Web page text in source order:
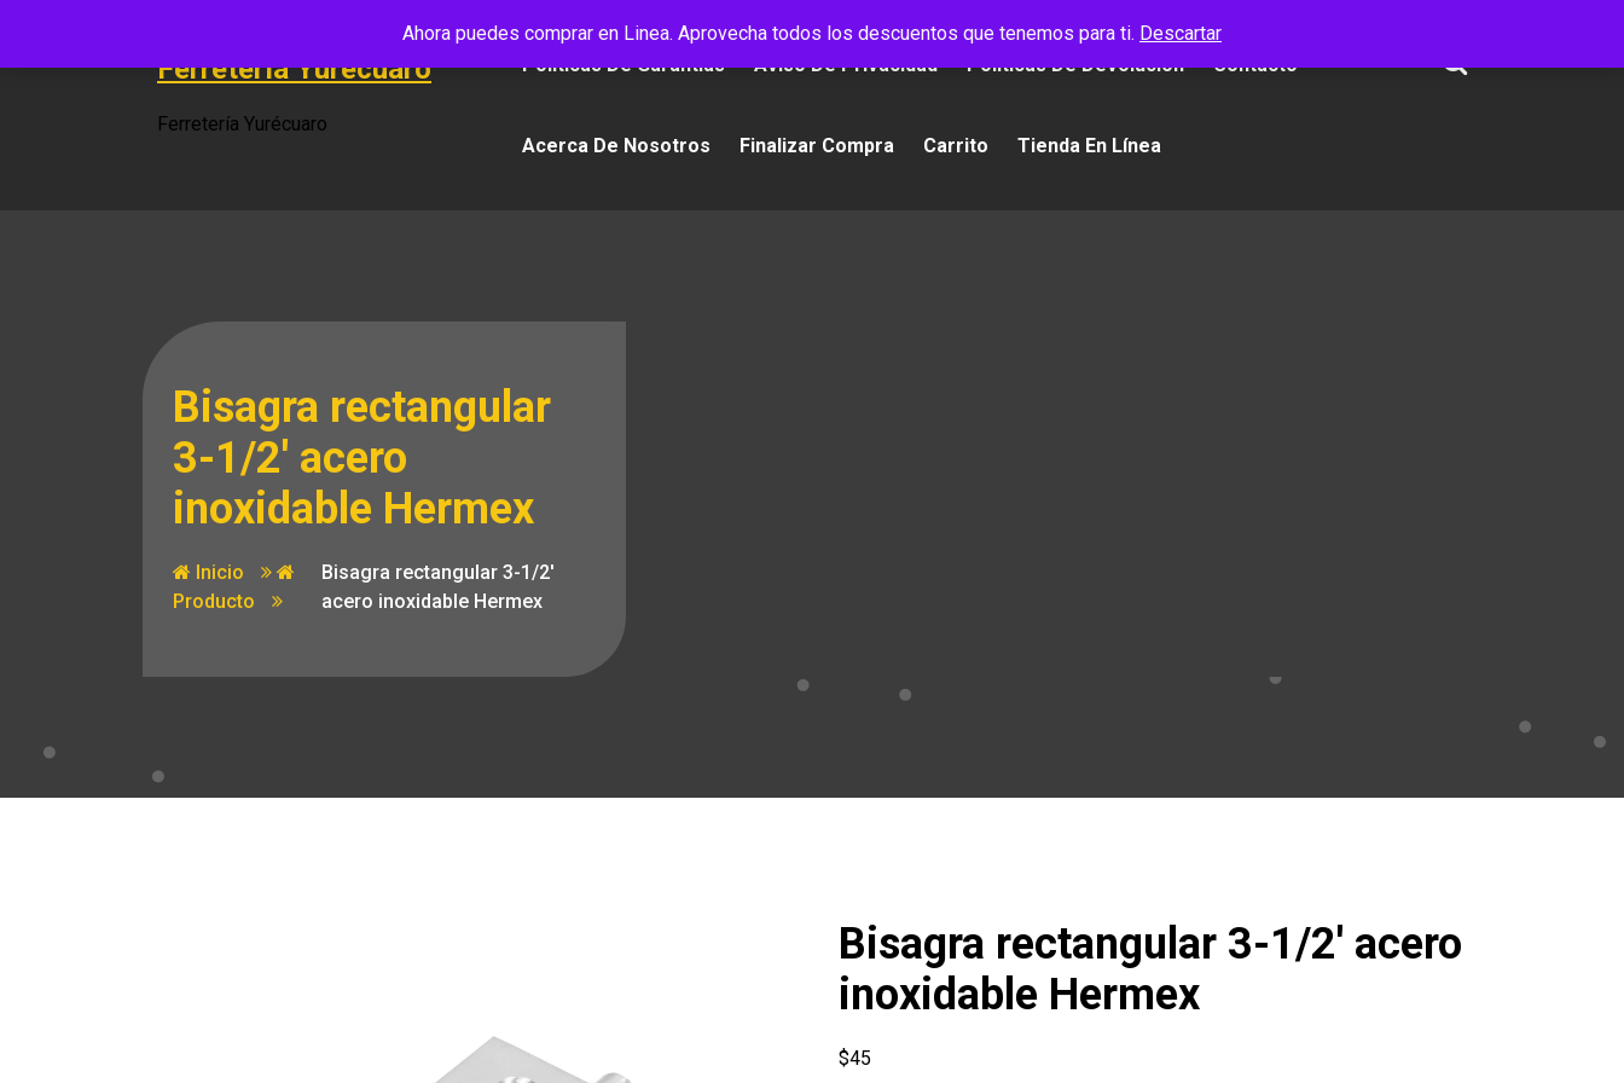
Ahora puedes comprar en Linea. Aprovecha todos los descuentos que tenemos para ti. Descartar
contenido
Ferretería Yurécuaro
Ferretería Yurécuaro
Políticas De Garantías Aviso De Privacidad Políticas De Devolución Contacto
Acerca De Nosotros Finalizar Compra Carrito Tienda En Línea
Bisagra rectangular
3-1/2′ acero
inoxidable Hermex
Inicio
Producto
Bisagra rectangular 3-1/2′
acero inoxidable Hermex
Bisagra rectangular 3-1/2′ acero
inoxidable Hermex
$45